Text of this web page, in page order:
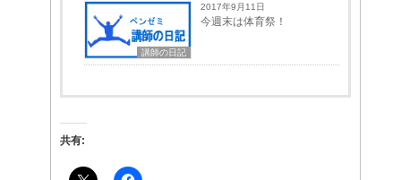
講師の日記
2017年9月11日
今週末は体育祭！
共有: